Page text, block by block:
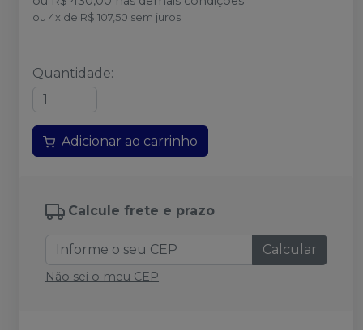
ou 4x de R$ 107,50 sem juros
Quantidade:
Adicionar ao carrinho
Calcule frete e prazo
Calcular
Não sei o meu CEP